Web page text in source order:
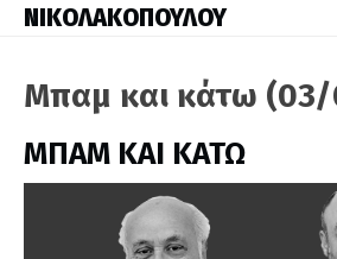
ΝΙΚΟΛΑΚΟΠΟΥΛΟΥ
Μπαμ και κάτω
ΜΠΑΜ ΚΑΙ ΚΑΤΩ